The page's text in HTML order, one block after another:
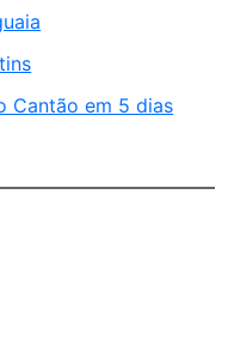
Cantão em 5 dias